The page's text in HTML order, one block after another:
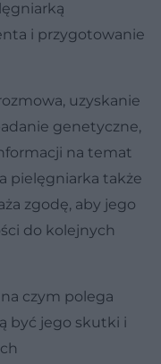
i przygotowanie
uzyskanie
genetyczne,
na temat
pielęgniarka także
zgodę, aby jego
do kolejnych
czym polega
być jego skutki i